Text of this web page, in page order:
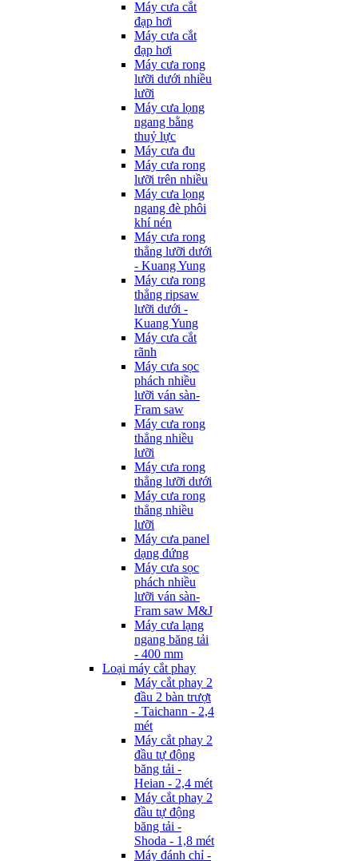
Máy cưa cắt
đạp hơi
Máy cưa cắt
đạp hơi
Máy cưa rong
lưỡi dưới nhiều
lưỡi
Máy cưa lọng
ngang bằng
thuỷ lực
Máy cưa đu
Máy cưa rong
lưỡi trên nhiều
Máy cưa lọng
ngang đè phôi
khí nén
Máy cưa rong
thẳng lưỡi dưới
- Kuang Yung
Máy cưa rong
thẳng ripsaw
lưỡi dưới -
Kuang Yung
Máy cưa cắt
rãnh
Máy cưa sọc
phách nhiều
lưỡi ván sàn-
Fram saw
Máy cưa rong
thẳng nhiều
lưỡi
Máy cưa rong
thẳng lưỡi dưới
Máy cưa rong
thẳng nhiều
lưỡi
Máy cưa panel
dạng đứng
Máy cưa sọc
phách nhiều
lưỡi ván sàn-
Fram saw M&J
Máy cưa lạng
ngang băng tải
- 400 mm
Loại máy cắt phay
Máy cắt phay 2
đầu 2 bàn trượt
- Taichann - 2,4
mét
Máy cắt phay 2
đầu tự động
băng tải -
Heian - 2,4 mét
Máy cắt phay 2
đầu tự động
băng tải -
Shoda - 1,8 mét
Máy đánh chỉ -